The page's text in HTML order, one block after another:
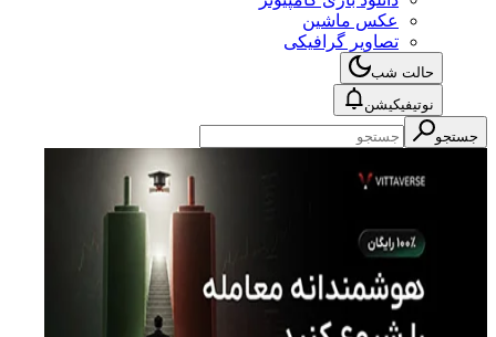
عکس ماشین
تصاویر گرافیکی
حالت شب
نوتیفیکیشن
جستجو